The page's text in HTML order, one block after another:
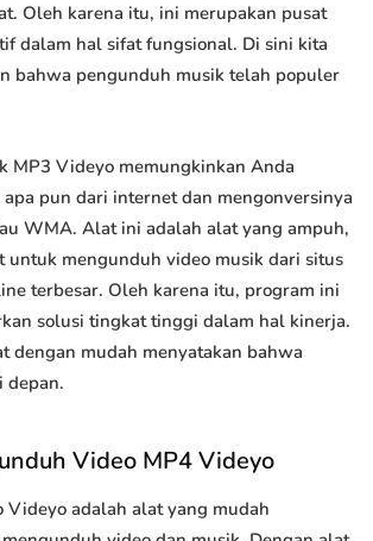
Oleh karena itu, ini merupakan pusat
dalam hal sifat fungsional. Di sini kita
bahwa pengunduh musik telah populer
MP3 Videyo memungkinkan Anda
pun dari internet dan mengonversinya
WMA. Alat ini adalah alat yang ampuh,
untuk mengunduh video musik dari situs
terbesar. Oleh karena itu, program ini
solusi tingkat tinggi dalam hal kinerja.
dengan mudah menyatakan bahwa
depan.
Video MP4 Videyo
Videyo adalah alat yang mudah